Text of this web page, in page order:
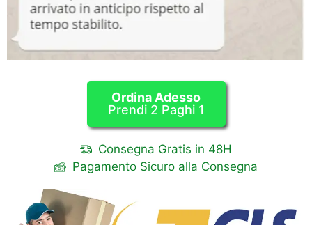
Ordina Adesso
Prendi 2 Paghi 1
Consegna Gratis in 48H
Pagamento Sicuro alla Consegna